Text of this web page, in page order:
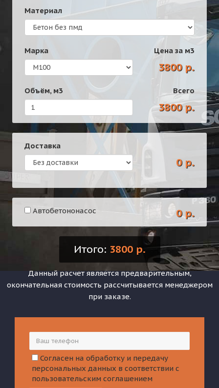
Материал
Марка Цена за м3
3800 р.
Объём, м3 Всего
3800 р.
Доставка
0 р.
Автобетононасос 0 р.
Итого: 3800 р.
Данный расчет является предварительным,
окончательная стоимость рассчитывается менеджером
при заказе.
Согласен на обработку и передачу
персональных данных в соответствии с
пользовательским соглашением